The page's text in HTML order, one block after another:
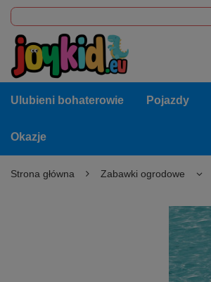
Ulubieni bohaterowie Pojazdy
Okazje
Strona główna Zabawki ogrodowe